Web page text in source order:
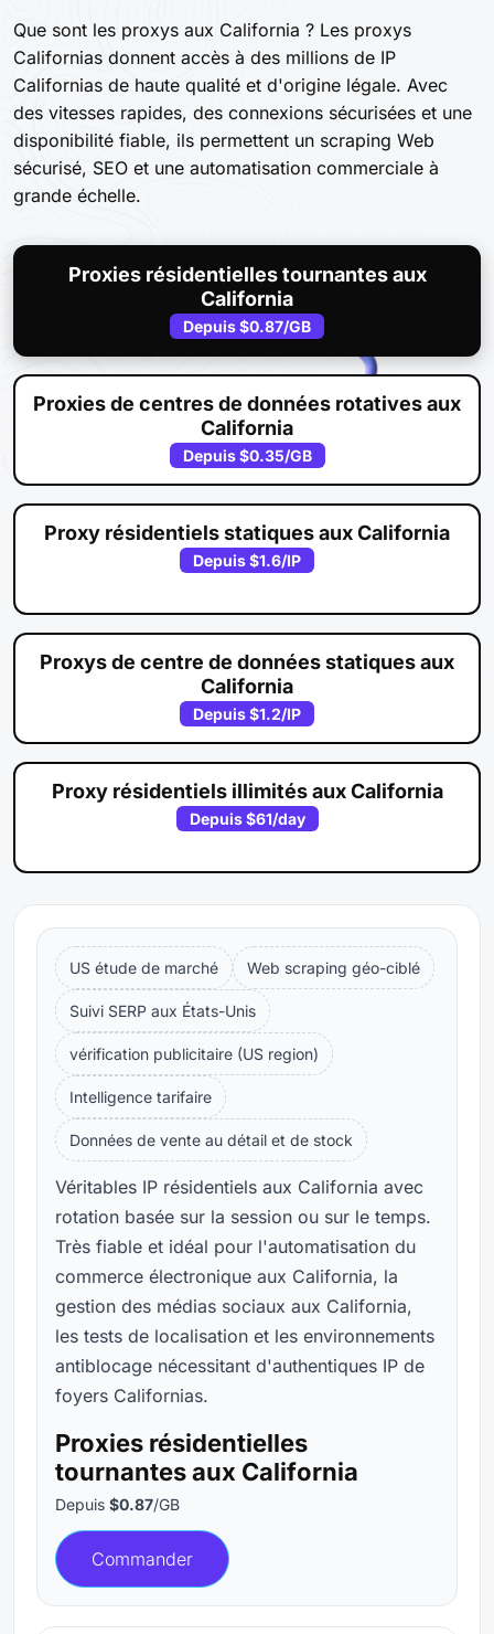
Que sont les proxys aux California ? Les proxys
Californias donnent accès à des millions de IP
Californias de haute qualité et d'origine légale. Avec
des vitesses rapides, des connexions sécurisées et une
disponibilité fiable, ils permettent un scraping Web
sécurisé, SEO et une automatisation commerciale à
grande échelle.
Proxies résidentielles tournantes aux
California
Depuis$0.87/GB
Proxies de centres de données rotatives aux
California
Depuis$0.35/GB
Proxy résidentiels statiques aux California
Depuis$1.6/IP
Proxys de centre de données statiques aux
California
Depuis$1.2/IP
Proxy résidentiels illimités aux California
Depuis$61/day
US étude de marché Web scraping géo-ciblé
Suivi SERP aux États-Unis
vérification publicitaire (US region)
Intelligence tarifaire
Données de vente au détail et de stock
Véritables IP résidentiels aux California avec
rotation basée sur la session ou sur le temps.
Très fiable et idéal pour l'automatisation du
commerce électronique aux California, la
gestion des médias sociaux aux California,
les tests de localisation et les environnements
antiblocage nécessitant d'authentiques IP de
foyers Californias.
Proxies résidentielles
tournantes aux California
Depuis $0.87/GB
Commander